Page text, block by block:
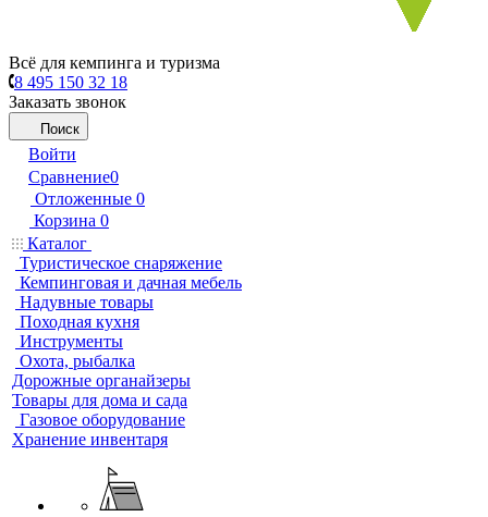
Всё для кемпинга и туризма
8 495 150 32 18
Заказать звонок
Поиск
Войти
Сравнение0
Отложенные 0
Корзина 0
Каталог
Туристическое снаряжение
Кемпинговая и дачная мебель
Надувные товары
Походная кухня
Инструменты
Охота, рыбалка
Дорожные органайзеры
Товары для дома и сада
Газовое оборудование
Хранение инвентаря